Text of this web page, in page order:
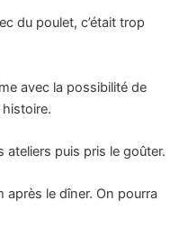
du poulet, c’était trop
avec la possibilité de
histoire.
puis pris le goûter.
après le dîner. On pourra